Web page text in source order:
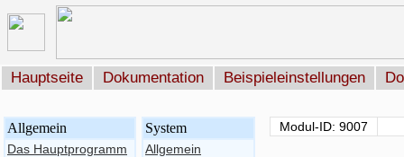
Hauptseite Dokumentation Beispieleinstellungen
Allgemein
Das Hauptprogramm
System
Allgemein
Modul-ID: 9007